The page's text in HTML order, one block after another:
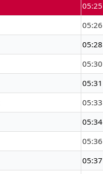
05:25
05:26
05:28
05:30
05:31
05:33
05:34
05:36
05:37